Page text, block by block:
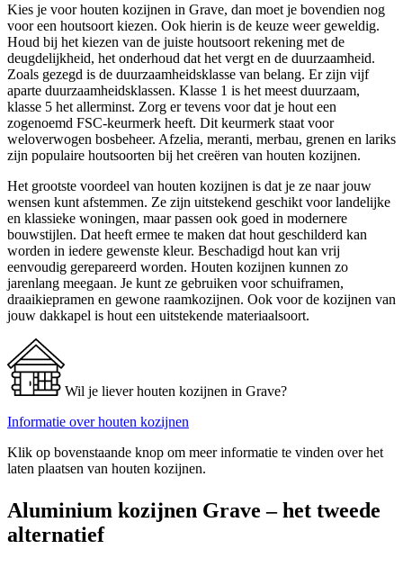
Kies je voor houten kozijnen in Grave, dan moet je bovendien nog
voor een houtsoort kiezen. Ook hierin is de keuze weer geweldig.
Houd bij het kiezen van de juiste houtsoort rekening met de
deugdelijkheid, het onderhoud dat het vergt en de duurzaamheid.
Zoals gezegd is de duurzaamheidsklasse van belang. Er zijn vijf
aparte duurzaamheidsklassen. Klasse 1 is het meest duurzaam,
klasse 5 het allerminst. Zorg er tevens voor dat je hout een
zogenoemd FSC-keurmerk heeft. Dit keurmerk staat voor
weloverwogen bosbeheer. Afzelia, meranti, merbau, grenen en lariks
zijn populaire houtsoorten bij het creëren van houten kozijnen.
Het grootste voordeel van houten kozijnen is dat je ze naar jouw
wensen kunt afstemmen. Ze zijn uitstekend geschikt voor landelijke
en klassieke woningen, maar passen ook goed in modernere
bouwstijlen. Dat heeft ermee te maken dat hout geschilderd kan
worden in iedere gewenste kleur. Beschadigd hout kan vrij
eenvoudig gerepareerd worden. Houten kozijnen kunnen zo
jarenlang meegaan. Je kunt ze gebruiken voor schuiframen,
draaikiepramen en gewone raamkozijnen. Ook voor de kozijnen van
jouw dakkapel is hout een uitstekende materiaalsoort.
Wil je liever houten kozijnen in Grave?
Informatie over houten kozijnen
Klik op bovenstaande knop om meer informatie te vinden over het
laten plaatsen van houten kozijnen.
Aluminium kozijnen Grave – het tweede
alternatief